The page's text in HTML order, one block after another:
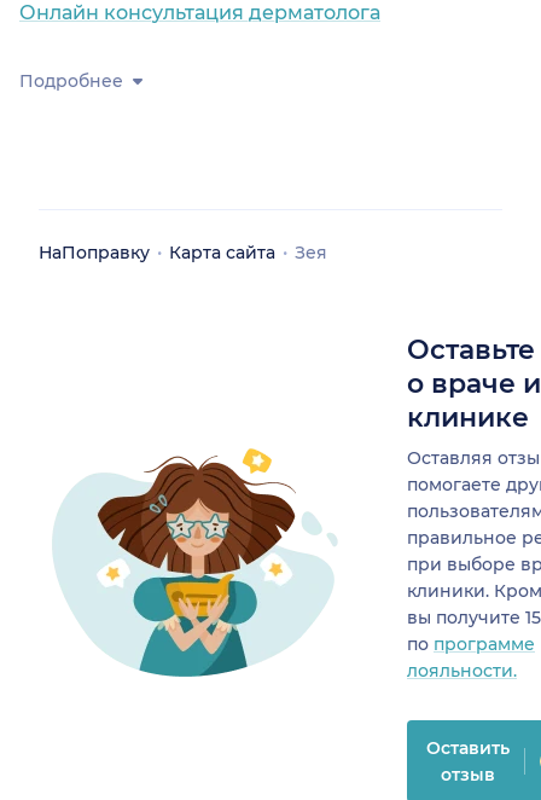
Онлайн консультация дерматолога
Подробнее
НаПоправку Карта сайта Зея
о враче
клинике
Оставляя
помогаете
правильное
при выборе
клиники.
вы получите
по программе
лояльности.
Оставить
отзыв